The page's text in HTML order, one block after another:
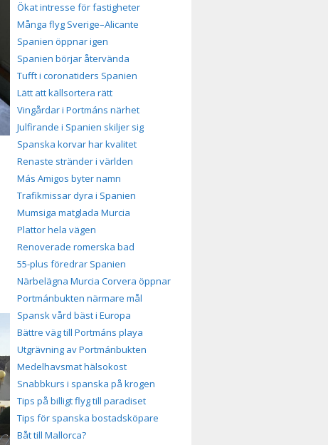
Ökat intresse för fastigheter
Många flyg Sverige–Alicante
Spanien öppnar igen
Spanien börjar återvända
Tufft i coronatiders Spanien
Lätt att källsortera rätt
Vingårdar i Portmáns närhet
Julfirande i Spanien skiljer sig
Spanska korvar har kvalitet
Renaste stränder i världen
Más Amigos byter namn
Trafikmissar dyra i Spanien
Mumsiga matglada Murcia
Plattor hela vägen
Renoverade romerska bad
55-plus föredrar Spanien
Närbelägna Murcia Corvera öppnar
Portmánbukten närmare mål
Spansk vård bäst i Europa
Bättre väg till Portmáns playa
Utgrävning av Portmánbukten
Medelhavsmat hälsokost
Snabbkurs i spanska på krogen
Tips på billigt flyg till paradiset
Tips för spanska bostadsköpare
Båt till Mallorca?